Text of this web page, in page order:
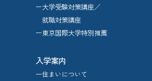
ー大学受験対策講座／
就職対策講座
ー東京国際大学特別推薦
入学案内
ー住まいについて